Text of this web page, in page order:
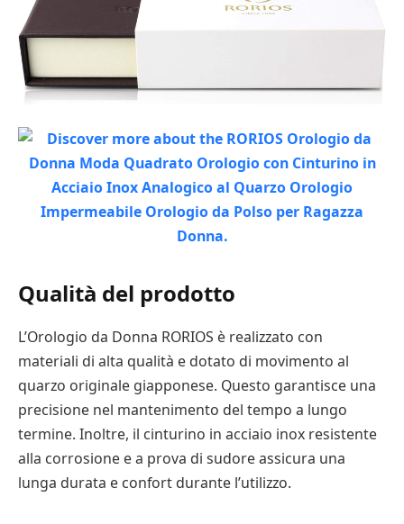
Qualità del prodotto
L’Orologio da Donna RORIOS è realizzato con
materiali di alta qualità e dotato di movimento al
quarzo originale giapponese. Questo garantisce una
precisione nel mantenimento del tempo a lungo
termine. Inoltre, il cinturino in acciaio inox resistente
alla corrosione e a prova di sudore assicura una
lunga durata e confort durante l’utilizzo.